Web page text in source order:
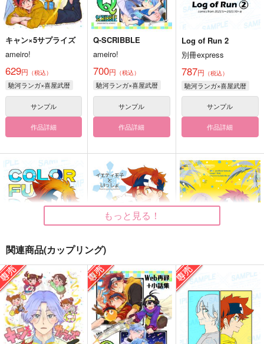
キャン×5サプライズ
ameiro!
629円 （税込）
馳河ランガ×喜屋武暦
サンプル
作品詳細
Q-SCRIBBLE
ameiro!
700円 （税込）
馳河ランガ×喜屋武暦
サンプル
作品詳細
Log of Run 2
別冊express
787円 （税込）
馳河ランガ×喜屋武暦
サンプル
作品詳細
COLORFUL DAYS
別冊express
787円（税込）
馳河ランガ×喜屋武暦
イエティ王子といっし
ょ
別冊express
629円（税込）
馳河ランガ×喜屋武暦
6花
take the air
787円（税込）
馳河ランガ×喜屋武暦
もっと見る！
関連商品(カップリング)